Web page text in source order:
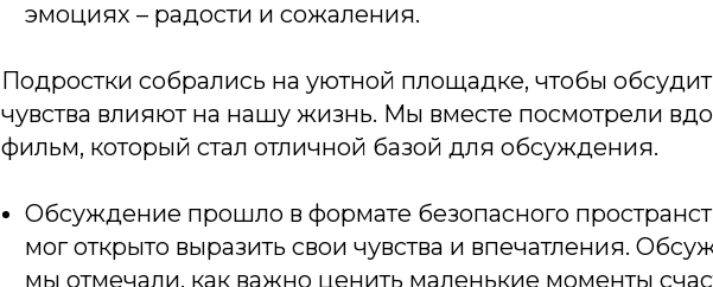
эмоциях – радости и сожаления.
Подростки собрались на уютной площадке, чтобы
чувства влияют на нашу жизнь. Мы вместе посмотрели
фильм, который стал отличной базой для обсуждения.
Обсуждение прошло в формате безопасного
мог открыто выразить свои чувства и впечатления.
мы отмечали, как важно ценить маленькие моменты